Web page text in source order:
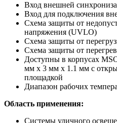
Вход внешней
Вход для подключения
Схема защиты от
напряжения (UVLO)
Схема защиты от
Схема защиты от
Доступны в корпусах
мм х 3 мм х 1.1 мм с
площадкой
Диапазон рабочих
Область применения:
Системы уличного